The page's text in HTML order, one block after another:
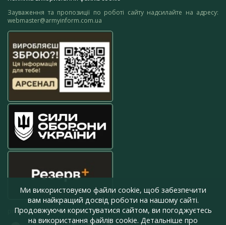
Зауваження та пропозиції по роботі сайту надсилайте на адресу:
webmaster@armyinform.com.ua
press@armyinform.com.ua
Ми використовуємо файли cookie, щоб забезпечити
вам найкращий досвід роботи на нашому сайті.
Продовжуючи користуватися сайтом, ви погоджуєтесь
на використання файлів cookie. Детальніше про